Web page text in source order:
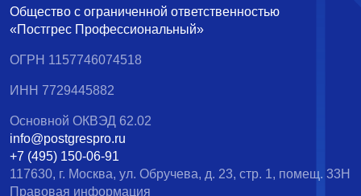
Общество с ограниченной ответственностью
«Постгрес Профессиональный»
ОГРН 1157746074518
ИНН 7729445882
Основной ОКВЭД 62.02
info@postgrespro.ru
+7 (495) 150-06-91
117630, г. Москва, ул. Обручева, д. 23, стр. 1, помещ. 33Н
Правовая информация